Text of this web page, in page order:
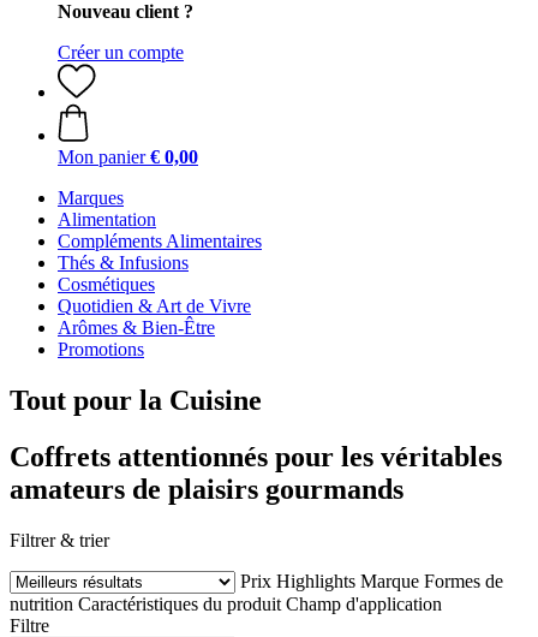
Nouveau client ?
Créer un compte
Mon panier € 0,00
Marques
Alimentation
Compléments Alimentaires
Thés & Infusions
Cosmétiques
Quotidien & Art de Vivre
Arômes & Bien-Être
Promotions
Tout pour la Cuisine
Coffrets attentionnés pour les véritables
amateurs de plaisirs gourmands
Filtrer & trier
Prix Highlights Marque Formes de
nutrition Caractéristiques du produit Champ d'application
Filtre